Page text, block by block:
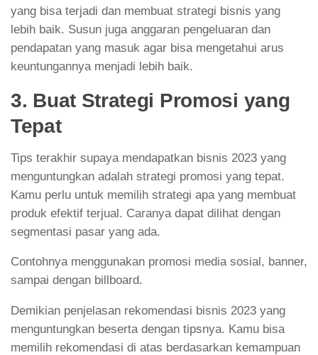
yang bisa terjadi dan membuat strategi bisnis yang
lebih baik. Susun juga anggaran pengeluaran dan
pendapatan yang masuk agar bisa mengetahui arus
keuntungannya menjadi lebih baik.
3. Buat Strategi Promosi yang
Tepat
Tips terakhir supaya mendapatkan bisnis 2023 yang
menguntungkan adalah strategi promosi yang tepat.
Kamu perlu untuk memilih strategi apa yang membuat
produk efektif terjual. Caranya dapat dilihat dengan
segmentasi pasar yang ada.
Contohnya menggunakan promosi media sosial, banner,
sampai dengan billboard.
Demikian penjelasan rekomendasi bisnis 2023 yang
menguntungkan beserta dengan tipsnya. Kamu bisa
memilih rekomendasi di atas berdasarkan kemampuan